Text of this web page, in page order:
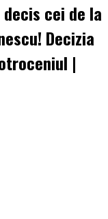
cei de la
Decizia
|